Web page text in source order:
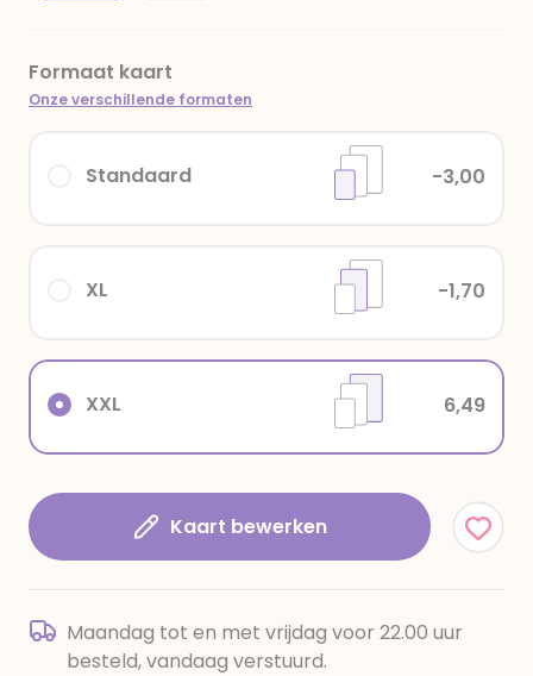
Formaat kaart
Onze verschillende formaten
XXL 6,49
XL -1,70
Standaard -3,00
Kaart bewerken
Maandag tot en met vrijdag voor 22.00 uur
besteld, vandaag verstuurd.